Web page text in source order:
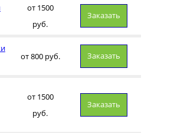
от 1500
руб.
Заказать
от 800 руб. Заказать
от 1500
руб.
Заказать